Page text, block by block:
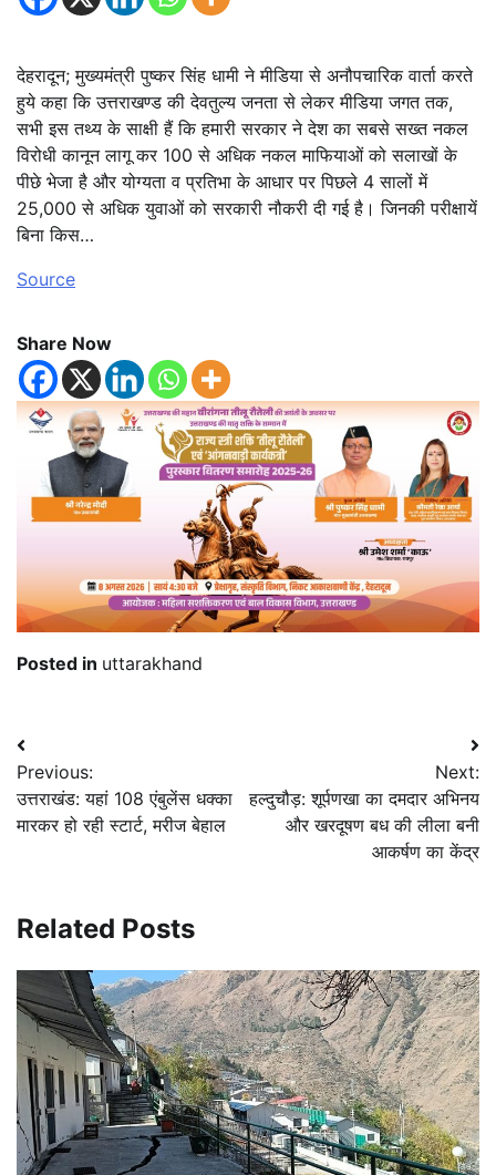
देहरादून; मुख्यमंत्री पुष्कर सिंह धामी ने मीडिया से अनौपचारिक वार्ता करते
हुये कहा कि उत्तराखण्ड की देवतुल्य जनता से लेकर मीडिया जगत तक,
सभी इस तथ्य के साक्षी हैं कि हमारी सरकार ने देश का सबसे सख्त नकल
विरोधी कानून लागू कर 100 से अधिक नकल माफियाओं को सलाखों के
पीछे भेजा है और योग्यता व प्रतिभा के आधार पर पिछले 4 सालों में
25,000 से अधिक युवाओं को सरकारी नौकरी दी गई है। जिनकी परीक्षायें
बिना किस…
Source
Share Now
Posted in uttarakhand
Post
navigation
Previous:
उत्तराखंड: यहां 108 एंबुलेंस धक्का
मारकर हो रही स्टार्ट, मरीज बेहाल
Next:
हल्दुचौड़: शूर्पणखा का दमदार अभिनय
और खरदूषण बध की लीला बनी
आकर्षण का केंद्र
Related Posts